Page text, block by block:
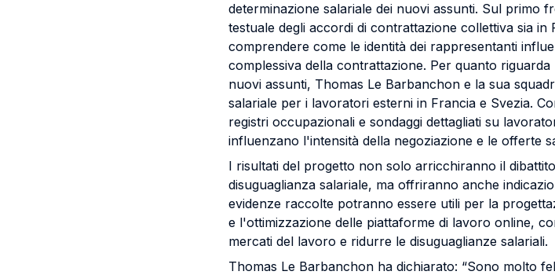
determinazione salariale dei nuovi assunti. Sul primo
testuale degli accordi di contrattazione collettiva sia
comprendere come le identità dei rappresentanti
complessiva della contrattazione. Per quanto
nuovi assunti, Thomas Le Barbanchon e la sua
salariale per i lavoratori esterni in Francia e Svezia.
registri occupazionali e sondaggi dettagliati su
influenzano l'intensità della negoziazione e le offerte
I risultati del progetto non solo arricchiranno il
disuguaglianza salariale, ma offriranno anche
evidenze raccolte potranno essere utili per la
e l'ottimizzazione delle piattaforme di lavoro online,
mercati del lavoro e ridurre le disuguaglianze salariali.
Thomas Le Barbanchon ha dichiarato: “Sono molto